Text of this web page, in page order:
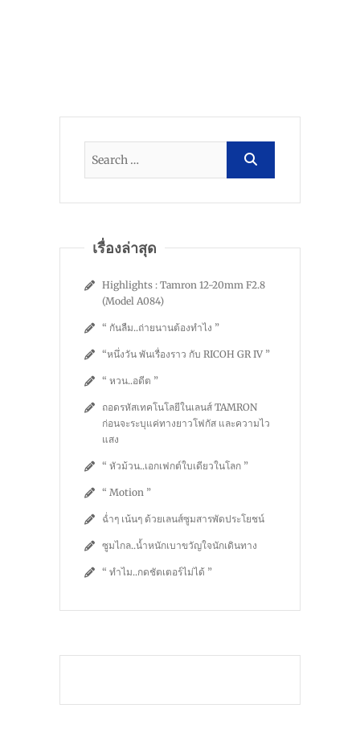
เรื่องล่าสุด
Highlights : Tamron 12-20mm F2.8
(Model A084)
“ กันลืม..ถ่ายนานต้องทำไง ”
“หนึ่งวัน พันเรื่องราว กับ RICOH GR IV ”
“ หวน..อดีต ”
ถอดรหัสเทคโนโลยีในเลนส์ TAMRON
ก่อนจะระบุแค่ทางยาวโฟกัส และความไว
แสง
“ หัวม้วน..เอกเฟกต์ใบเดียวในโลก ”
“ Motion ”
ฉ่ำๆ เน้นๆ ด้วยเลนส์ซูมสารพัดประโยชน์
ซูมไกล..น้ำหนักเบาขวัญใจนักเดินทาง
“ ทำไม..กดชัตเตอร์ไม่ได้ ”